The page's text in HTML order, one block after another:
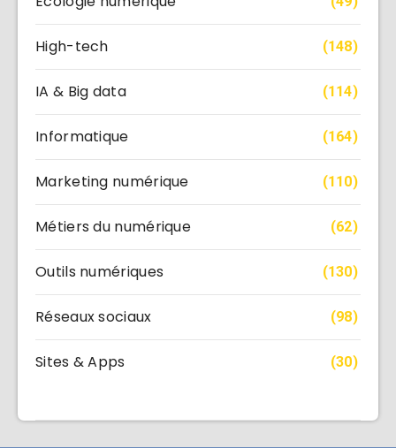
High-tech (148)
IA & Big data (114)
Informatique (164)
Marketing numérique (110)
Métiers du numérique (62)
Outils numériques (130)
Réseaux sociaux (98)
Sites & Apps (30)